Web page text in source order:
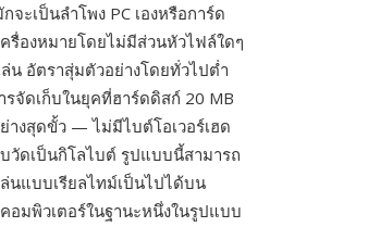
ะเป็นลำโพง PC เองหรือการ์ด
รื่องหมายโดยไม่มีส่วนหัวไฟล์ใดๆ
น อัตราสุ่มตัวอย่างโดยทั่วไปต่ำ
จัดเก็บในยุคที่ฮาร์ดดิสก์ 20 MB
างสุดขั้ว — ไม่มีไบต์โอเวอร์เฮด
วัดเป็นกิโลไบต์ รูปแบบนี้สามารถ
ล่นแบบเรียลไทม์เป็นไปได้บน
อมพิวเตอร์ในฐานะหนึ่งในรูปแบบ